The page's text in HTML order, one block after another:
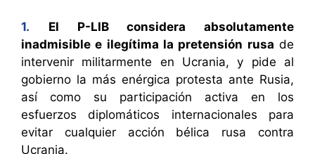
1.
El P-LIB considera absolutamente
inadmisible e ilegítima la pretensión rusa de
intervenir militarmente en Ucrania, y pide al
gobierno la más enérgica protesta ante Rusia,
así como su participación activa en los
esfuerzos diplomáticos internacionales para
evitar cualquier acción bélica rusa contra
Ucrania.